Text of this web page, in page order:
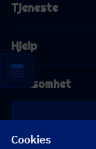
Tjeneste
Hjelp
Virksomhet
Cookies